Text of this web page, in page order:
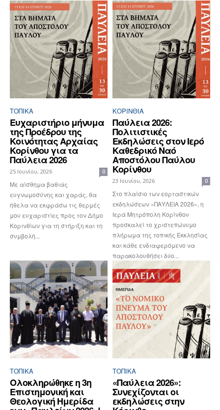
ΤΟΠΙΚΑ
Ευχαριστήριο μήνυμα
της Προέδρου της
Κοινότητας Αρχαίας
Κορίνθου για τα
Παύλεια 2026
25 Ιουνίου, 2026 0
Με αίσθημα βαθιάς
ευγνωμοσύνης και χαράς, θα
ήθελα να εκφράσω τις θερμές
μου ευχαριστίες προς τον Δήμο
Κορινθίων για τη στήριξη και τη
συμβολή...
ΚΟΡΙΝΘΊΑ
Παύλεια 2026:
Πολιτιστικές
Εκδηλώσεις στον Ιερό
Καθεδρικό Ναό
Αποστόλου Παύλου
Κορίνθου
23 Ιουνίου, 2026 0
Στο πλαίσιο των εορταστικών
εκδηλώσεων «ΠΑΥΛΕΙΑ 2026», η
Ιερά Μητρόπολη Κορίνθου
προσκαλεί το χριστεπώνυμο
πλήρωμα της τοπικής Εκκλησίας
και κάθε ενδιαφερόμενο να
παρακολουθήσει δύο...
ΤΟΠΙΚΑ
Ολοκληρώθηκε η 3η
Επιστημονική και
Θεολογική Ημερίδα
ΤΟΠΙΚΑ
«Παύλεια 2026»:
Συνεχίζονται οι
εκδηλώσεις στην